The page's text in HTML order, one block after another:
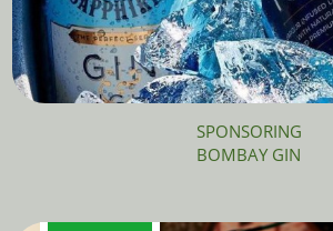
SPONSORING
BOMBAY GIN